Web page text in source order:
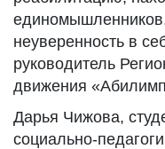
неуверенность в
руководитель
движения
Дарья Чижова,
социально-